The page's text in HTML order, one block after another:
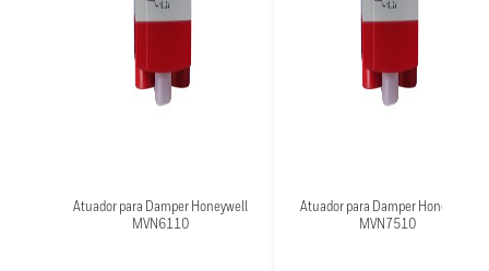
Atuador para Damper Honeywell
MVN6110
Atuador para Damper Honeywell
MVN7510